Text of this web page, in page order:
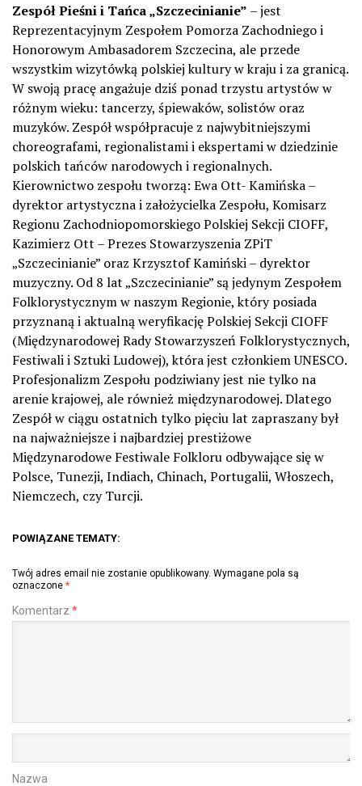
Zespół Pieśni i Tańca „Szczecinianie” – jest
Reprezentacyjnym Zespołem Pomorza Zachodniego i
Honorowym Ambasadorem Szczecina, ale przede
wszystkim wizytówką polskiej kultury w kraju i za granicą.
W swoją pracę angażuje dziś ponad trzystu artystów w
różnym wieku: tancerzy, śpiewaków, solistów oraz
muzyków. Zespół współpracuje z najwybitniejszymi
choreografami, regionalistami i ekspertami w dziedzinie
polskich tańców narodowych i regionalnych.
Kierownictwo zespołu tworzą: Ewa Ott- Kamińska –
dyrektor artystyczna i założycielka Zespołu, Komisarz
Regionu Zachodniopomorskiego Polskiej Sekcji CIOFF,
Kazimierz Ott – Prezes Stowarzyszenia ZPiT
„Szczecinianie” oraz Krzysztof Kamiński – dyrektor
muzyczny. Od 8 lat „Szczecinianie” są jedynym Zespołem
Folklorystycznym w naszym Regionie, który posiada
przyznaną i aktualną weryfikację Polskiej Sekcji CIOFF
(Międzynarodowej Rady Stowarzyszeń Folklorystycznych,
Festiwali i Sztuki Ludowej), która jest członkiem UNESCO.
Profesjonalizm Zespołu podziwiany jest nie tylko na
arenie krajowej, ale również międzynarodowej. Dlatego
Zespół w ciągu ostatnich tylko pięciu lat zapraszany był
na najważniejsze i najbardziej prestiżowe
Międzynarodowe Festiwale Folkloru odbywające się w
Polsce, Tunezji, Indiach, Chinach, Portugalii, Włoszech,
Niemczech, czy Turcji.
POWIĄZANE TEMATY:
Twój adres email nie zostanie opublikowany. Wymagane pola są
oznaczone *
Komentarz *
Nazwa